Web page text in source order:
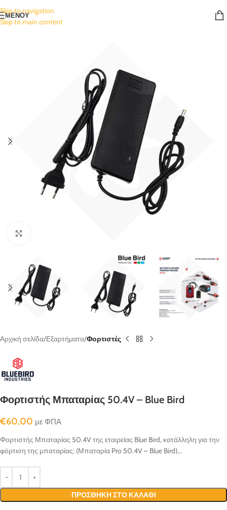
Skip to navigation
Skip to main content
ΜΕΝΟΥ
Αρχική σελίδα Εξαρτήματα Φορτιστές
Φορτιστής Μπαταρίας 50.4V – Blue Bird
€60,00 με ΦΠΑ
Φορτιστής Μπαταρίας 50.4V της εταιρείας Blue Bird, κατάλληλη για την
φόρτιση της μπαταρίας: (Μπαταρία Pro 50.4V – Blue Bird)…
ΠΡΟΣΘΉΚΗ ΣΤΟ ΚΑΛΆΘΙ